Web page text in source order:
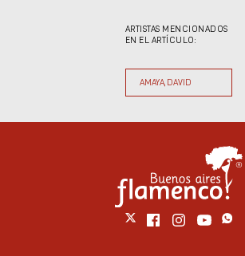
ARTISTAS MENCIONADOS
EN EL ARTÍCULO:
AMAYA, DAVID